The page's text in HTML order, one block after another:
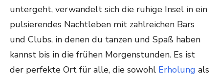
untergeht, verwandelt sich die ruhige Insel in ein
pulsierendes Nachtleben mit zahlreichen Bars
und Clubs, in denen du tanzen und Spaß haben
kannst bis in die frühen Morgenstunden. Es ist
der perfekte Ort für alle, die sowohl Erholung als